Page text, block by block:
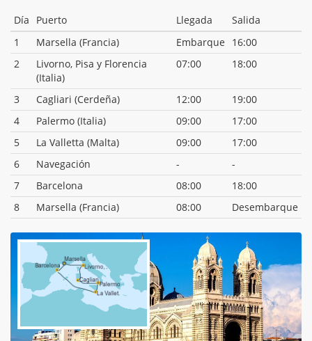
Día Puerto Llegada
Salida
1
Marsella (Francia) Embarque
16:00
2
Livorno, Pisa y Florencia
(Italia)
07:00 18:00
3 Cagliari (Cerdeña) 12:00
19:00
4
Palermo (Italia) 09:00
17:00
5
La Valletta (Malta) 09:00
17:00
6
Navegación -
-
7
Barcelona 08:00
18:00
8
Marsella (Francia) 08:00 Desembarque